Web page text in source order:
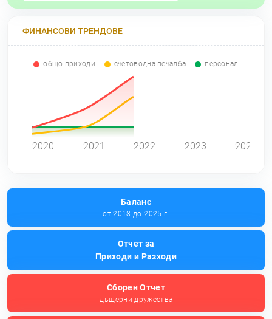
ФИНАНСОВИ ТРЕНДОВЕ
общо приходи счетоводна печалба персонал
2020 2021 2022 2023 2024
Баланс
от 2018 до 2025 г.
Отчет за
Приходи и Разходи
Сборен Отчет
дъщерни дружества